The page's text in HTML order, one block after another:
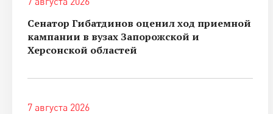
Сенатор Гибатдинов оценил ход приемной
кампании в вузах Запорожской и
Херсонской областей
7 августа 2026